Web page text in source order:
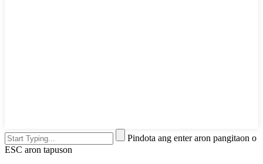
Pindota ang enter aron pangitaon o
ESC aron tapuson